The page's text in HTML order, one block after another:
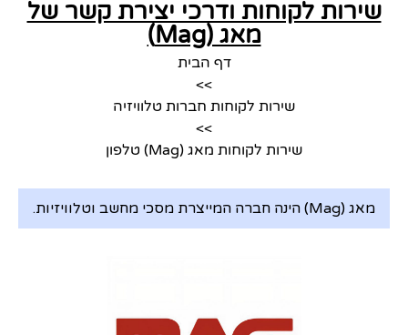
שירות לקוחות ודרכי יצירת קשר של
מאג (Mag)
דף הבית
>>
שירות לקוחות חברות טלוויזיה
>>
שירות לקוחות מאג (Mag) טלפון
מאג (Mag) הינה חברה המייצרת מסכי מחשב וטלוויזיות.